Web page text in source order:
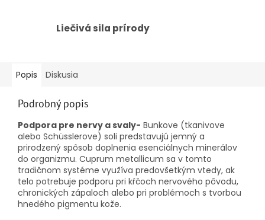
Liečivá sila prírody
Popis Diskusia
Podrobný popis
Podpora pre nervy a svaly- Bunkove (tkanivove
alebo Schüsslerove) soli predstavujú jemný a
prirodzený spôsob doplnenia esenciálnych minerálov
do organizmu. Cuprum metallicum sa v tomto
tradičnom systéme využíva predovšetkým vtedy, ak
telo potrebuje podporu pri kŕčoch nervového pôvodu,
chronických zápaloch alebo pri problémoch s tvorbou
hnedého pigmentu kože.